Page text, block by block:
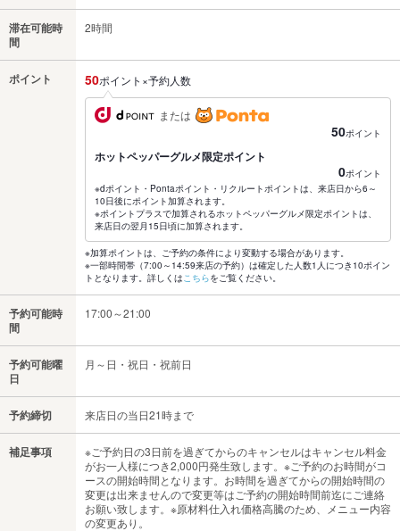
滞在可能時
間
2時間
ポイント 50ポイント×予約人数
または
50ポイント
ホットペッパーグルメ限定ポイント
0ポイント
※dポイント・Pontaポイント・リクルートポイントは、来店日から6～
10日後にポイント加算されます。
※ポイントプラスで加算されるホットペッパーグルメ限定ポイントは、
来店日の翌月15日頃に加算されます。
※加算ポイントは、ご予約の条件により変動する場合があります。
※一部時間帯（7:00～14:59来店の予約）は確定した人数1人につき10ポイン
トとなります。詳しくはこちらをご覧ください。
予約可能時
間
17:00～21:00
予約可能曜
日
月～日・祝日・祝前日
予約締切 来店日の当日21時まで
補足事項
※ご予約日の3日前を過ぎてからのキャンセルはキャンセル料金
がお一人様につき2,000円発生致します。※ご予約のお時間がコ
ースの開始時間となります。お時間を過ぎてからの開始時間の
変更は出来ませんので変更等はご予約の開始時間前迄にご連絡
お願い致します。※原材料仕入れ価格高騰のため、メニュー内容
の変更あり。